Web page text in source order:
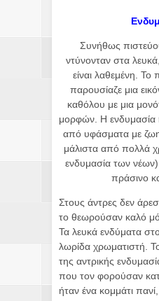
Συνήθως
ντύνονταν στα
είναι λαθεμένη.
παρουσίαζε μια
καθόλου με μια
μορφών. Η ενδυμασία
από υφάσματα με
μάλιστα από πολλά
ενδυμασία των
πράσινο
Στους άντρες δεν
το θεωρούσαν καλό
Τα λευκά ενδύματα
λωρίδα χρωματιστή. Το
της αντρικής
που τον φορούσαν
ήταν ένα κομμάτι